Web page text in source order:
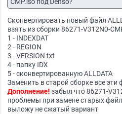
Полезные ссылки и информация
Сконвертировать новый файл
взять из сборки 86271-V312N0-
1 - INDEXDAT
2 - REGION
3 - VERSION txt
4 - папку IDX
5 - сконвертированную ALLDATA
Заменить в старой сборке все
Дополнение! забыл что 86271-
проблемы при замене старых
выложу не сжатый вариант